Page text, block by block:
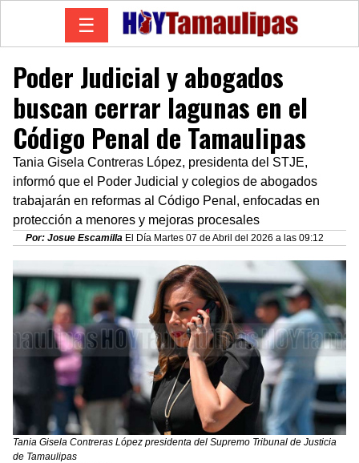
☰
Poder Judicial y abogados
buscan cerrar lagunas en el
Código Penal de Tamaulipas
Tania Gisela Contreras López, presidenta del STJE,
informó que el Poder Judicial y colegios de abogados
trabajarán en reformas al Código Penal, enfocadas en
protección a menores y mejoras procesales
Por: Josue Escamilla El Día Martes 07 de Abril del 2026 a las 09:12
Tania Gisela Contreras López presidenta del Supremo Tribunal de Justicia
de Tamaulipas